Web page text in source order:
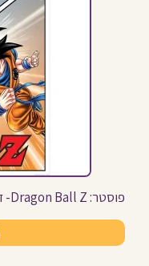
פוסטר: Dragon Ball Z- דרגון בול זי